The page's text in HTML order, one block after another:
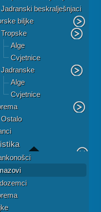
Jadranski beskralješnjaci
biljke
Tropske
Alge
Cvjetnice
Jadranske
Alge
Cvjetnice
Ostalo